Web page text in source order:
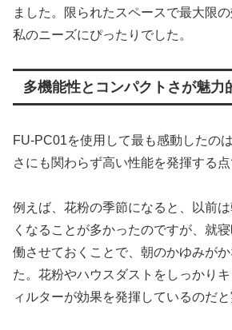
ました。限られたスペースで最大限
私のニーズにぴったりでした。
多機能性とコンパクトさが魅力
FU-PC01を使用して最も感動したの
さにも関わらず高い性能を発揮する点
例えば、花粉の季節になると、以前
くなることが多かったのですが、就
働させておくことで、朝のかゆみが
た。花粉やハウスダストをしっかり
ィルターが効果を発揮しているのだと